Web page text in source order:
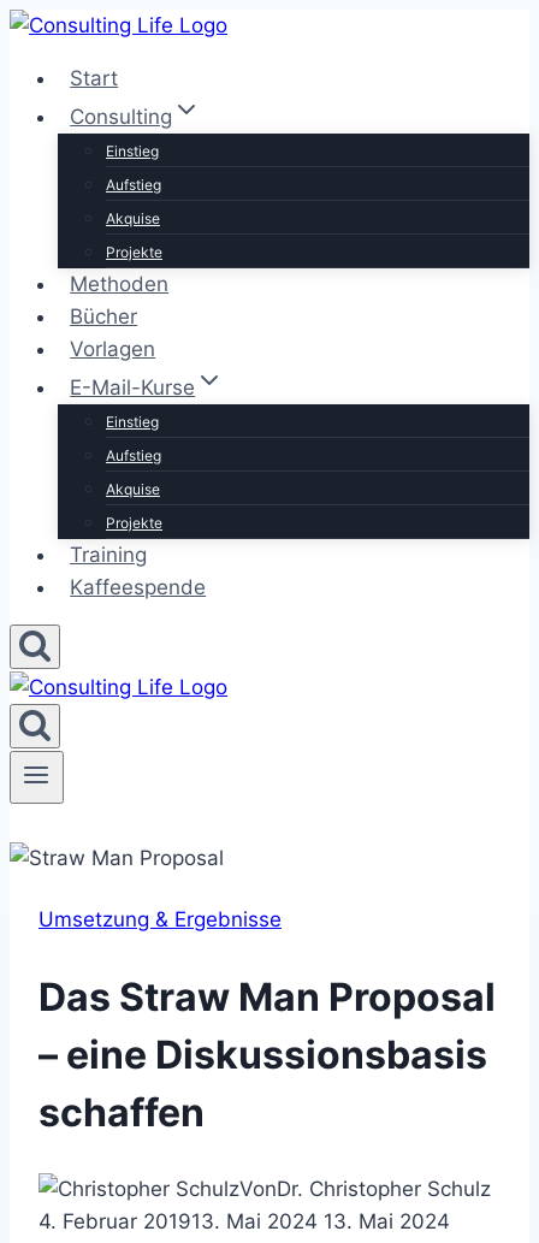
Zum
springenStart
Consulting
Einstieg
Aufstieg
Akquise
Projekte
Methoden
Bücher
Vorlagen
E-Mail-Kurse
Einstieg
Aufstieg
Akquise
Projekte
Training
Kaffeespende
Umsetzung & Ergebnisse
Das Straw Man Proposal
– eine Diskussionsbasis
schaffen
VonDr. Christopher Schulz
4. Februar 201913. Mai 2024 13. Mai 2024